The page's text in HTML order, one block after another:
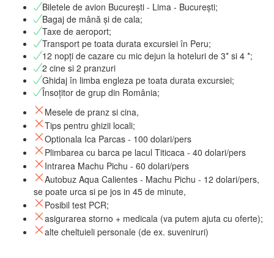
Biletele de avion București - Lima - București;
Bagaj de mână și de cala;
Taxe de aeroport;
Transport pe toata durata excursiei în Peru;
12 nopți de cazare cu mic dejun la hoteluri de 3* si 4 *;
2 cine si 2 pranzuri
Ghidaj în limba engleza pe toata durata excursiei;
Însoțitor de grup din România;
Mesele de pranz si cina,
Tips pentru ghizii locali;
Optionala Ica Parcas - 100 dolari/pers
Plimbarea cu barca pe lacul Titicaca - 40 dolari/pers
Intrarea Machu Pichu - 60 dolari/pers
Autobuz Aqua Calientes - Machu Pichu - 12 dolari/pers,
se poate urca si pe jos in 45 de minute,
Posibil test PCR;
asigurarea storno + medicala (va putem ajuta cu oferte);
alte cheltuieli personale (de ex. suveniruri)